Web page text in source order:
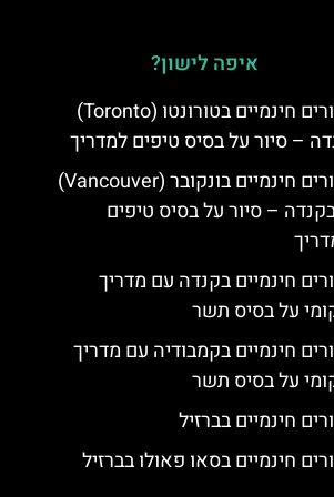
איפה לישון?
סיורים חינמיים בטורונטו (Toronto)
– סיור על בסיס טיפים למדריך
סיורים חינמיים בונקובר (Vancouver)
– סיור על בסיס טיפים
חינמיים בקנדה עם מדריך
על בסיס תשר
חינמיים בקמבודיה עם מדריך
על בסיס תשר
חינמיים בברזיל
חינמיים בסאו פאולו בברזיל